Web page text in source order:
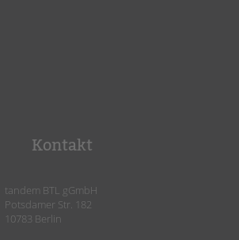
Kontakt
tandem BTL gGmbH
Potsdamer Str. 182
10783 Berlin